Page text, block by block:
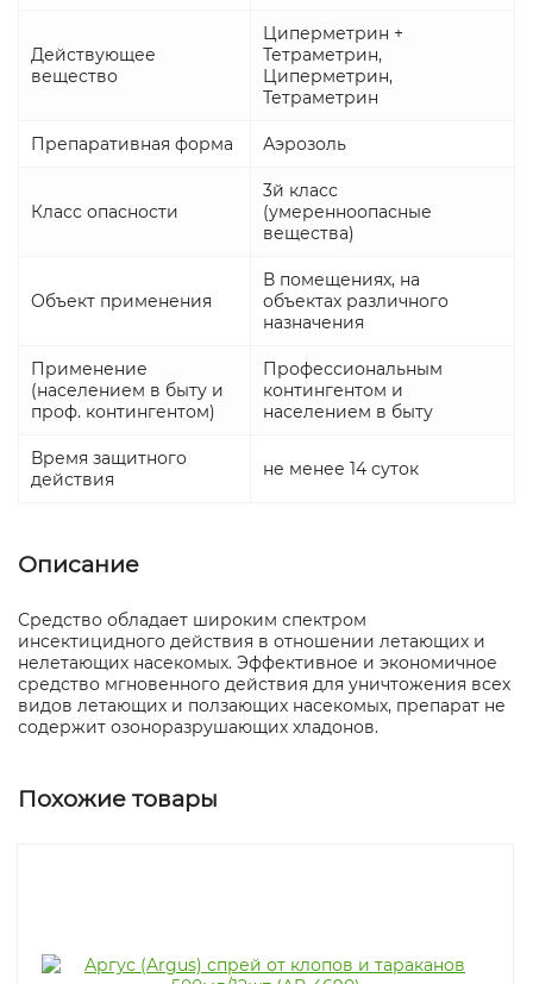
Действующее
вещество
Циперметрин +
Тетраметрин,
Циперметрин,
Тетраметрин
Препаративная форма Аэрозоль
Класс опасности
3й класс
(умеренноопасные
вещества)
Объект применения
В помещениях, на
объектах различного
назначения
Применение
(населением в быту и
проф. контингентом)
Профессиональным
контингентом и
населением в быту
Время защитного
действия
не менее 14 суток
Описание
Средство обладает широким спектром
инсектицидного действия в отношении летающих и
нелетающих насекомых. Эффективное и экономичное
средство мгновенного действия для уничтожения всех
видов летающих и ползающих насекомых, препарат не
содержит озоноразрушающих хладонов.
Похожие товары